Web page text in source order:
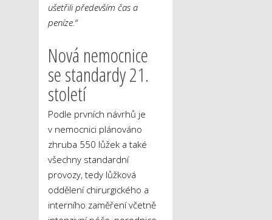
ušetřili především čas a
peníze.“
Nová nemocnice
se standardy 21.
století
Podle prvních návrhů je
v nemocnici plánováno
zhruba 550 lůžek a také
všechny standardní
provozy, tedy lůžková
oddělení chirurgického a
interního zaměření včetně